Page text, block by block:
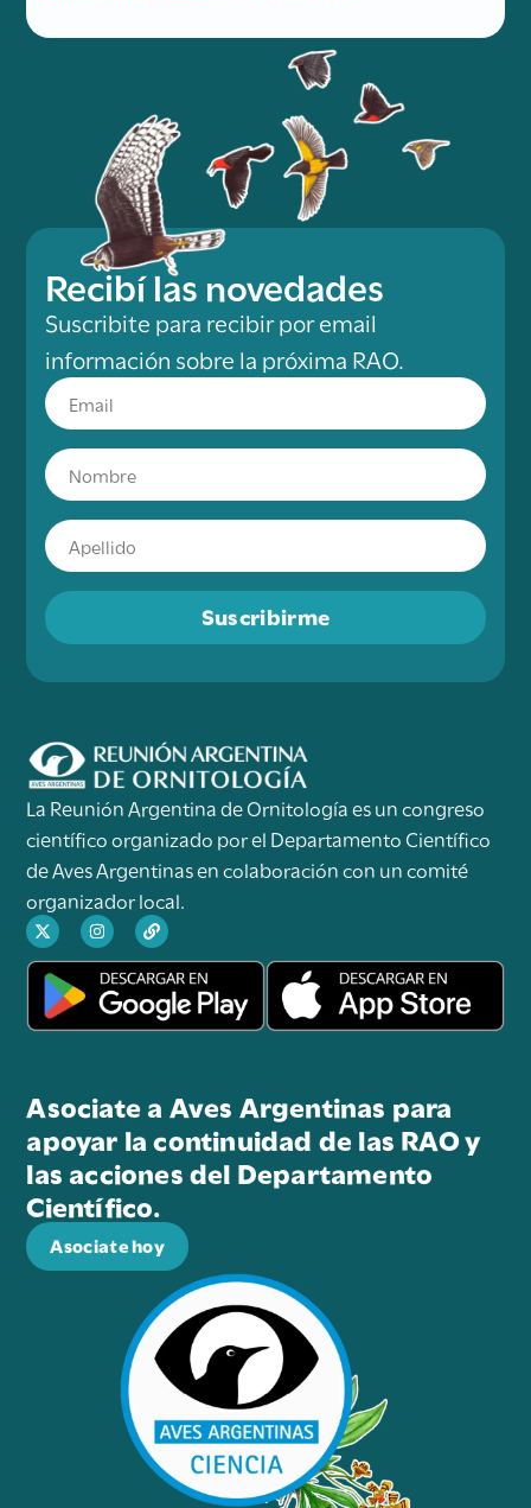
Recibí las novedades
Suscribite para recibir por email
información sobre la próxima RAO.
Suscribirme
La Reunión Argentina de Ornitología es un congreso
científico organizado por el Departamento Científico
de Aves Argentinas en colaboración con un comité
organizador local.
Asociate a Aves Argentinas para
apoyar la continuidad de las RAO y
las acciones del Departamento
Científico.
Asociate hoy